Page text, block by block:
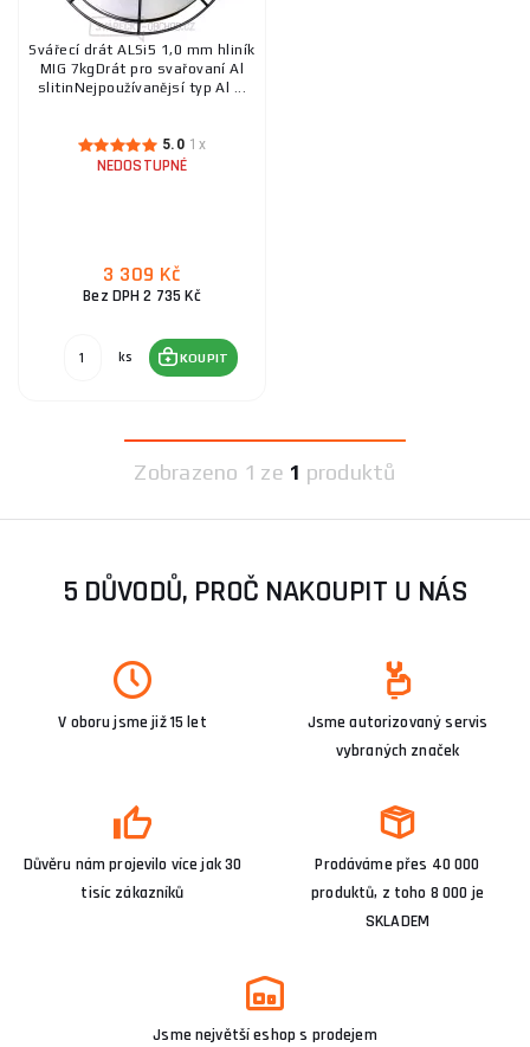
Svářecí drát ALSi5 1,0 mm hliník
MIG 7kgDrát pro svařovaní Al
slitinNejpoužívanějsí typ Al ...
5.0 1x
NEDOSTUPNÉ
3 309 Kč
Bez DPH 2 735 Kč
ks KOUPIT
Zobrazeno 1 ze 1 produktů
5 DŮVODŮ, PROČ NAKOUPIT U NÁS
V oboru jsme již 15 let
Jsme autorizovaný servis
vybraných značek
Důvěru nám projevilo více jak 30
tisíc zákazníků
Prodáváme přes 40 000
produktů, z toho 8 000 je
SKLADEM
Jsme největší eshop s prodejem